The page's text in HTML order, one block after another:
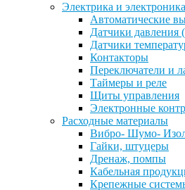
Электрика и электроника
Автоматические
Датчики давления
Датчики
Контакторы
Переключатели и
Таймеры и реле
Щиты управления
Электронные
Расходные материалы
Вибро- Шумо-
Гайки, штуцеры
Дренаж, помпы
Кабельная
Крепежные